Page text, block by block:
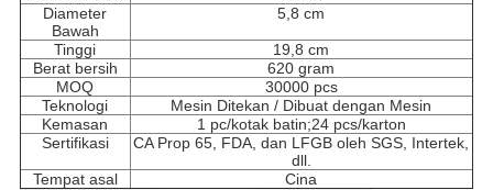
Diameter
Bawah
5,8 cm
Tinggi
19,8 cm
Berat bersih
620 gram
MOQ
30000 pcs
Teknologi
Mesin Ditekan / Dibuat dengan Mesin
Kemasan
1 pc/kotak batin;24 pcs/karton
Sertifikasi
CA Prop 65, FDA, dan LFGB oleh SGS, Intertek,
dll.
Tempat asal
Cina